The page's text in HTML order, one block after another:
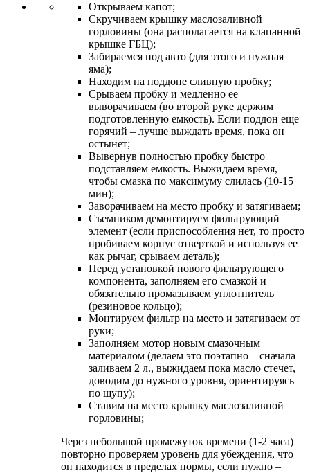
Открываем капот;
Скручиваем крышку маслозаливной
горловины (она располагается на клапанной
крышке ГБЦ);
Забираемся под авто (для этого и нужная
яма);
Находим на поддоне сливную пробку;
Срываем пробку и медленно ее
выворачиваем (во второй руке держим
подготовленную емкость). Если поддон еще
горячий – лучше выждать время, пока он
остынет;
Вывернув полностью пробку быстро
подставляем емкость. Выжидаем время,
чтобы смазка по максимуму слилась (10-15
мин);
Заворачиваем на место пробку и затягиваем;
Съемником демонтируем фильтрующий
элемент (если приспособления нет, то просто
пробиваем корпус отверткой и используя ее
как рычаг, срываем деталь);
Перед установкой нового фильтрующего
компонента, заполняем его смазкой и
обязательно промазываем уплотнитель
(резиновое кольцо);
Монтируем фильтр на место и затягиваем от
руки;
Заполняем мотор новым смазочным
материалом (делаем это поэтапно – сначала
заливаем 2 л., выжидаем пока масло стечет,
доводим до нужного уровня, ориентируясь
по щупу);
Ставим на место крышку маслозаливной
горловины;
Через небольшой промежуток времени (1-2 часа)
повторно проверяем уровень для убеждения, что
он находится в пределах нормы, если нужно –